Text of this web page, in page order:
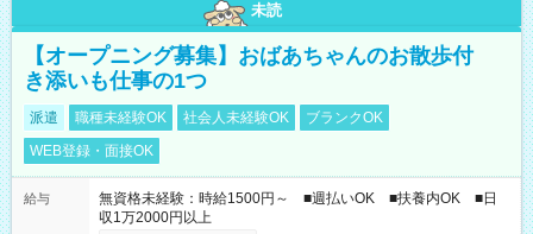
未読
【オープニング募集】おばあちゃんのお散歩付
き添いも仕事の1つ
派遣 職種未経験OK 社会人未経験OK
ブランクOK
WEB登録・面接OK
給与
無資格未経験：時給1500円～ ■週払いOK ■扶養内OK ■日
収1万2000円以上